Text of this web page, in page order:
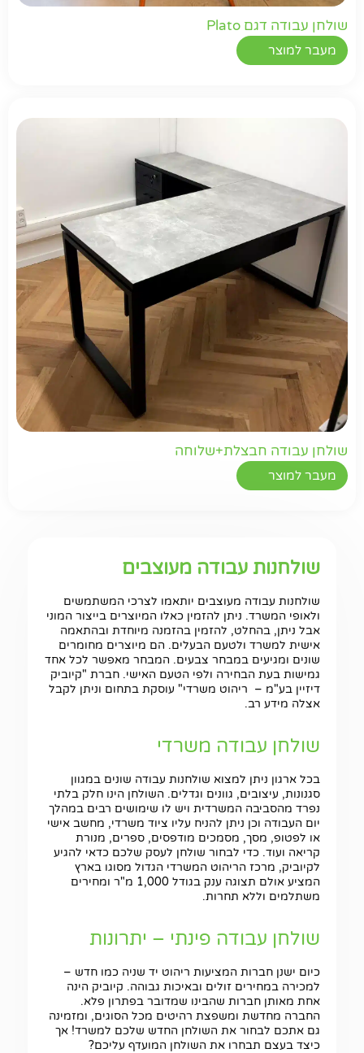
שולחן עבודה דגם Plato
מעבר למוצר
שולחן עבודה חבצלת+שלוחה
מעבר למוצר
שולחנות עבודה מעוצבים
שולחנות עבודה מעוצבים יותאמו לצרכי המשתמשים
ולאופי המשרד. ניתן להזמין כאלו המיוצרים בייצור המוני
אבל ניתן, בהחלט, להזמין בהזמנה מיוחדת ובהתאמה
אישית למשרד ולטעם הבעלים. הם מיוצרים מחומרים
שונים ומגיעים במבחר צבעים. המבחר מאפשר לכל אחד
גמישות בעת הבחירה ולפי הטעם האישי. חברת "קיוביק
דיזיין בע"מ – ריהוט משרדי" עוסקת בתחום וניתן לקבל
אצלה מידע רב.
שולחן עבודה משרדי
בכל ארגון ניתן למצוא שולחנות עבודה שונים במגוון
סגנונות, עיצובים, גוונים וגדלים. השולחן הינו חלק בלתי
נפרד מהסביבה המשרדית ויש לו שימושים רבים במהלך
יום העבודה וכן ניתן להניח עליו ציוד משרדי, מחשב אישי
או לפטופ, מסך, מסמכים מודפסים, ספרים, מנורת
קריאה ועוד. כדי לבחור שולחן לעסק שלכם כדאי להגיע
לקיוביק, מרכז הריהוט המשרדי הגדול מסוגו בארץ
המציע אולם תצוגה ענק בגודל 1,000 מ"ר ומחירים
משתלמים וללא תחרות.
שולחן עבודה פינתי – יתרונות
כיום ישנן חברות המציעות ריהוט יד שניה כמו חדש –
למכירה במחירים זולים ובאיכות גבוהה. קיוביק הינה
אחת מאותן חברות שהבינו שמדובר בפתרון פלא.
החברה מחדשת ומשפצת רהיטים מכל הסוגים, ומזמינה
גם אתכם לבחור את השולחן החדש שלכם למשרד! אך
כיצד בעצם תבחרו את השולחן המועדף עליכם?